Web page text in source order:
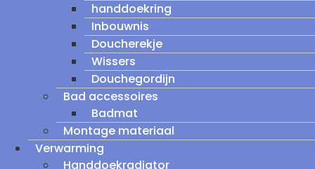
handdoekring
Inbouwnis
Doucherekje
Wissers
Douchegordijn
Bad accessoires
Badmat
Montage materiaal
Verwarming
Handdoekradiator